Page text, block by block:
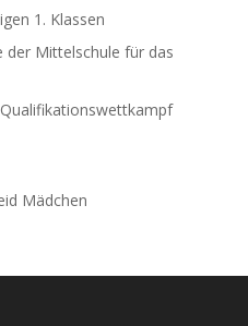
1. Klassen
der Mittelschule für das
Mädchen